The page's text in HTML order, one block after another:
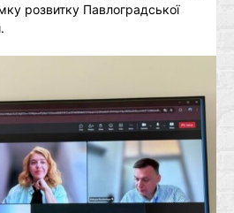
розвитку Павлоградської